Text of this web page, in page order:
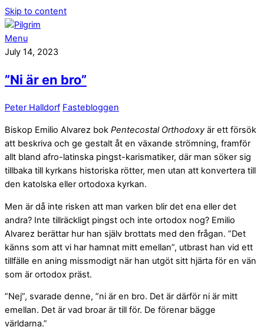
Skip to content
Menu
July 14, 2023
”Ni är en bro”
Peter Halldorf Fastebloggen
Biskop Emilio Alvarez bok Pentecostal Orthodoxy är ett försök
att beskriva och ge gestalt åt en växande strömning, framför
allt bland afro-latinska pingst-karismatiker, där man söker sig
tillbaka till kyrkans historiska rötter, men utan att konvertera till
den katolska eller ortodoxa kyrkan.
Men är då inte risken att man varken blir det ena eller det
andra? Inte tillräckligt pingst och inte ortodox nog? Emilio
Alvarez berättar hur han själv brottats med den frågan. ”Det
känns som att vi har hamnat mitt emellan”, utbrast han vid ett
tillfälle en aning missmodigt när han utgöt sitt hjärta för en vän
som är ortodox präst.
”Nej”, svarade denne, ”ni är en bro. Det är därför ni är mitt
emellan. Det är vad broar är till för. De förenar bägge
världarna.”